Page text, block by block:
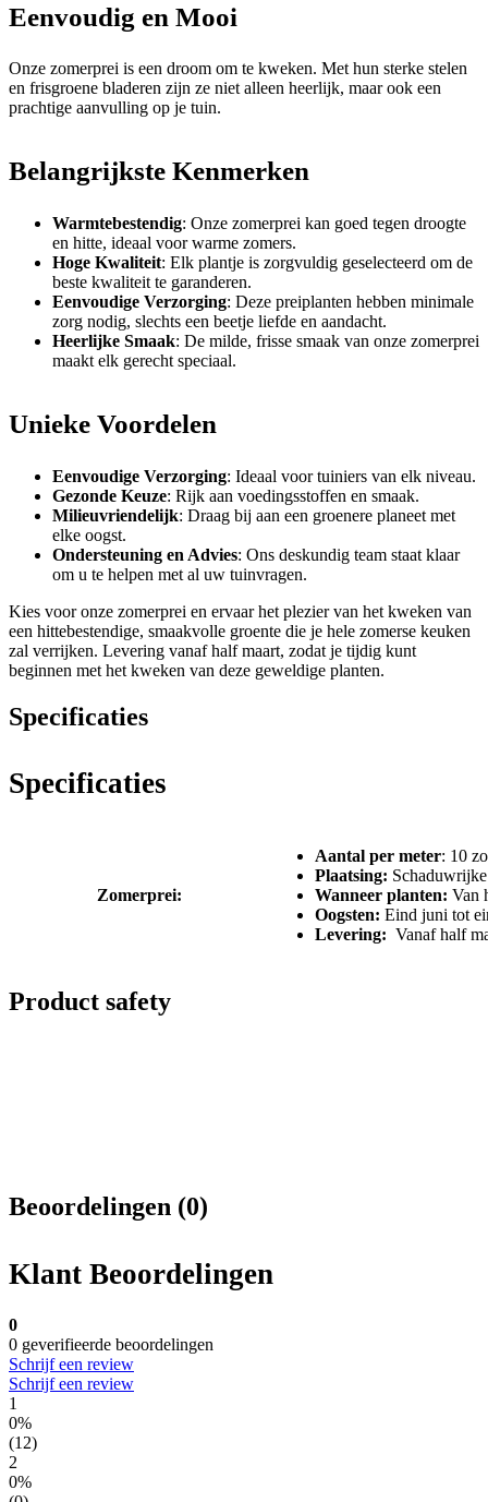
Eenvoudig en Mooi
Onze zomerprei is een droom om te kweken. Met hun sterke stelen
en frisgroene bladeren zijn ze niet alleen heerlijk, maar ook een
prachtige aanvulling op je tuin.
Belangrijkste Kenmerken
Warmtebestendig: Onze zomerprei kan goed tegen droogte
en hitte, ideaal voor warme zomers.
Hoge Kwaliteit: Elk plantje is zorgvuldig geselecteerd om de
beste kwaliteit te garanderen.
Eenvoudige Verzorging: Deze preiplanten hebben minimale
zorg nodig, slechts een beetje liefde en aandacht.
Heerlijke Smaak: De milde, frisse smaak van onze zomerprei
maakt elk gerecht speciaal.
Unieke Voordelen
Eenvoudige Verzorging: Ideaal voor tuiniers van elk niveau.
Gezonde Keuze: Rijk aan voedingsstoffen en smaak.
Milieuvriendelijk: Draag bij aan een groenere planeet met
elke oogst.
Ondersteuning en Advies: Ons deskundig team staat klaar
om u te helpen met al uw tuinvragen.
Kies voor onze zomerprei en ervaar het plezier van het kweken van
een hittebestendige, smaakvolle groente die je hele zomerse keuken
zal verrijken. Levering vanaf half maart, zodat je tijdig kunt
beginnen met het kweken van deze geweldige planten.
Specificaties
Specificaties
Zomerprei:
Aantal per meter: 10
Plaatsing:
Wanneer planten: Van
Oogsten: Eind juni tot
Levering: Vanaf half
Product safety
Beoordelingen (0)
Klant Beoordelingen
0
0 geverifieerde beoordelingen
Schrijf een review
Schrijf een review
1
0%
(12)
2
0%